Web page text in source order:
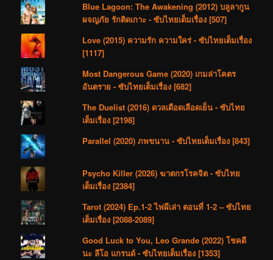
Blue Lagoon: The Awakening (2012) บลูลากูน
ผจญภัย รักติดเกาะ - ซับไทยเต็มเรื่อง [507]
Love (2015) ความรัก ความใคร่ - ซับไทยเต็มเรื่อง
[1117]
Most Dangerous Game (2020) เกมล่าโคตร
อันตราย - ซับไทยเต็มเรื่อง [682]
The Duelist (2016) ดวลเดือดเลือดเย็น - ซับไทย
เต็มเรื่อง [2198]
Parallel (2020) ภพขนาน - ซับไทยเต็มเรื่อง [843]
Psycho Killer (2026) ฆาตกรโรคจิต - ซับไทย
เต็มเรื่อง [2384]
Tarot (2024) Ep.1-2 ไพ่ผีเล่า ตอนที่ 1-2 – ซับไทย
เต็มเรื่อง [2088-2089]
Good Luck to You, Leo Grande (2022) โชคดี
นะ ลีโอ แกรนด์ - ซับไทยเต็มเรื่อง [1353]